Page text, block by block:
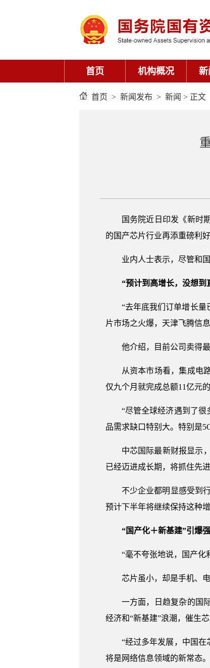
首页 机构概况 新
首页 > 新闻发布 > 新闻 > 正文
国务院近日印发《新时
的国产芯片行业再添重磅利好
业内人士表示，尽管和
“预计到高增长，没想到
“去年底我们订单增长量
片市场之火爆，天津飞腾信
他介绍，目前公司卖得
从资本市场看，集成电
仅九个月就完成总额11亿元
“尽管全球经济遇到了
品需求缺口特别大。特别是
中芯国际最新财报显示
已经迈进成长期，将抓住先
不少企业都明显感受到
预计下半年将继续保持这种
“国产化＋新基建”引爆
“毫不夸张地说，国产化
芯片虽小，却是手机、
一方面，日趋复杂的国
经济和“新基建”浪潮，催生芯
“经过多年发展，中国
将是网络信息领域的新常态